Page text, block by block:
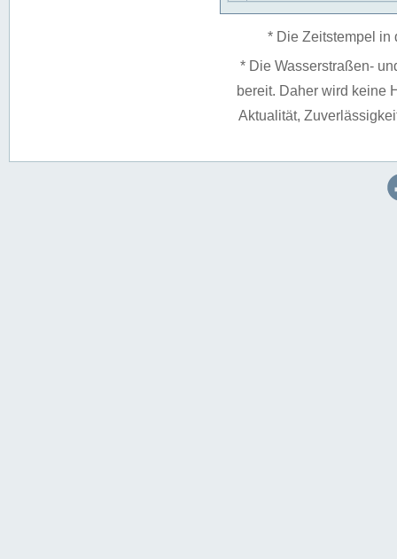
* Die Zeitstempel in
* Die Wasserstraßen-
bereit. Daher wird keine
Aktualität,